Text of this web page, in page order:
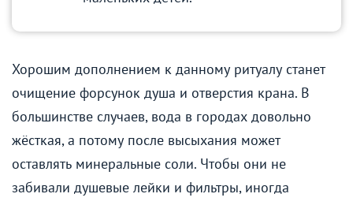
Хорошим дополнением к данному ритуалу станет
очищение форсунок душа и отверстия крана. В
большинстве случаев, вода в городах довольно
жёсткая, а потому после высыхания может
оставлять минеральные соли. Чтобы они не
забивали душевые лейки и фильтры, иногда